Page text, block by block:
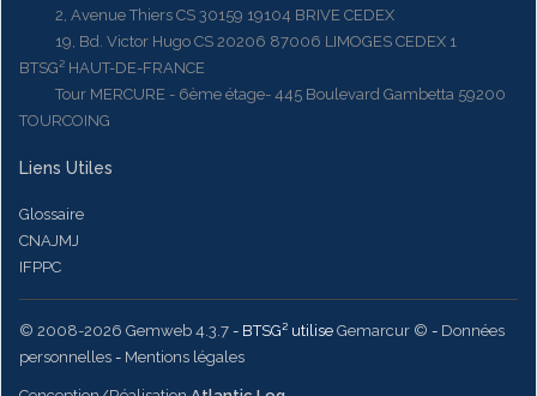
2, Avenue Thiers CS 30159 19104 BRIVE CEDEX
19, Bd. Victor Hugo CS 20206 87006 LIMOGES CEDEX 1
BTSG² HAUT-DE-FRANCE
Tour MERCURE - 6ème étage- 445 Boulevard Gambetta 59200
TOURCOING
Liens Utiles
Glossaire
CNAJMJ
IFPPC
© 2008-2026 Gemweb 4.3.7 - BTSG² utilise Gemarcur © - Données
personnelles - Mentions légales